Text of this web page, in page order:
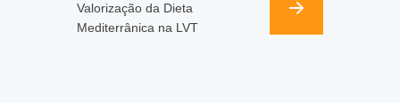
Valorização da Dieta
Mediterrânica na LVT